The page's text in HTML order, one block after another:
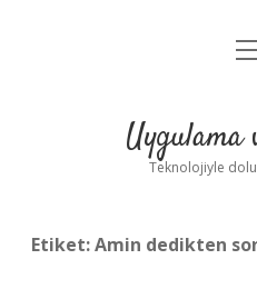
Yasal
Uygulama
Teknolojiyle
Etiket:Amin dedikten